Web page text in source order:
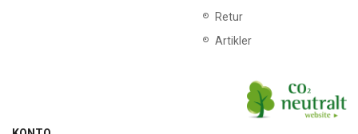
Retur
Artikler